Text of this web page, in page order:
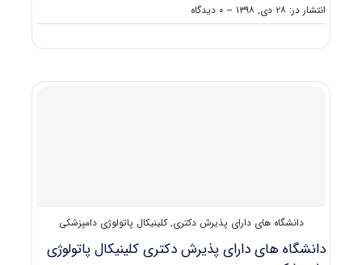
انتشار در: ۲۸ دی, ۱۳۹۸ -- ۰ دیدگاه
on
نکات
دکتری
دانشگاه های دارای پذیرش دکتری,کلینیکال پاتولوژی دامپزشکی
دانشگاه های دارای پذیرش دکتری کلینیکال ﭘﺎﺗﻮﻟﻮژی